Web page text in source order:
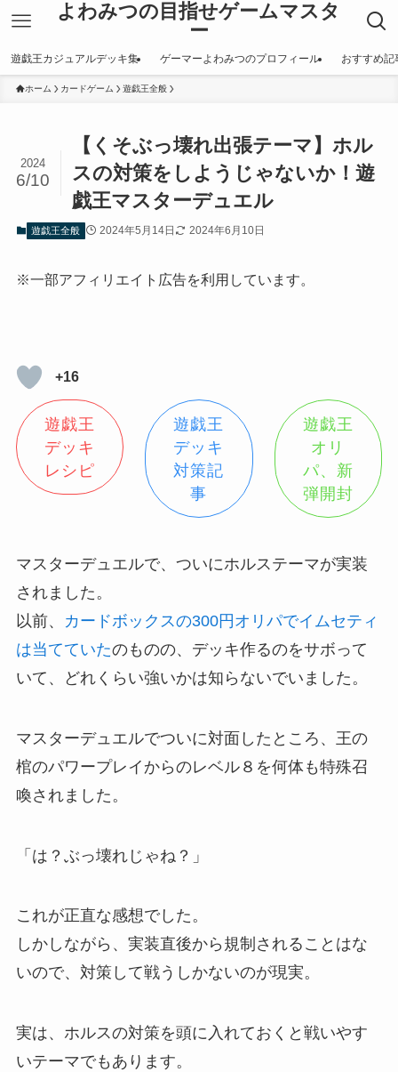
よわみつの目指せゲームマスタ
ー
遊戯王カジュアルデッキ集 ゲーマーよわみつのプロフィール おすすめ記
ホーム カードゲーム 遊戯王全般
【くそぶっ壊れ出張テーマ】ホル
スの対策をしようじゃないか！遊
戯王マスターデュエル
2024
6/10
遊戯王全般 2024年5月14日 2024年6月10日
※一部アフィリエイト広告を利用しています。
+16
遊戯王
デッキ
レシピ
遊戯王
デッキ
対策記
事
遊戯王
オリ
パ、新
弾開封
マスターデュエルで、ついにホルステーマが実装
されました。
以前、
カードボックスの300円オリパでイムセティ
は当てていたのものの、デッキ作るのをサボって
いて、どれくらい強いかは知らないでいました。
マスターデュエルでついに対面したところ、王の
棺のパワープレイからのレベル８を何体も特殊召
喚されました。
「は？ぶっ壊れじゃね？」
これが正直な感想でした。
しかしながら、実装直後から規制されることはな
いので、対策して戦うしかないのが現実。
実は、ホルスの対策を頭に入れておくと戦いやす
いテーマでもあります。